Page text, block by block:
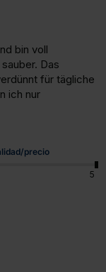
bin voll
Das
für tägliche
ich nur
precio
5